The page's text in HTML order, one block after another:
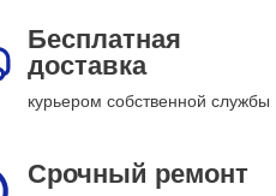
Бесплатная
доставка
курьером собственной службы
Срочный ремонт